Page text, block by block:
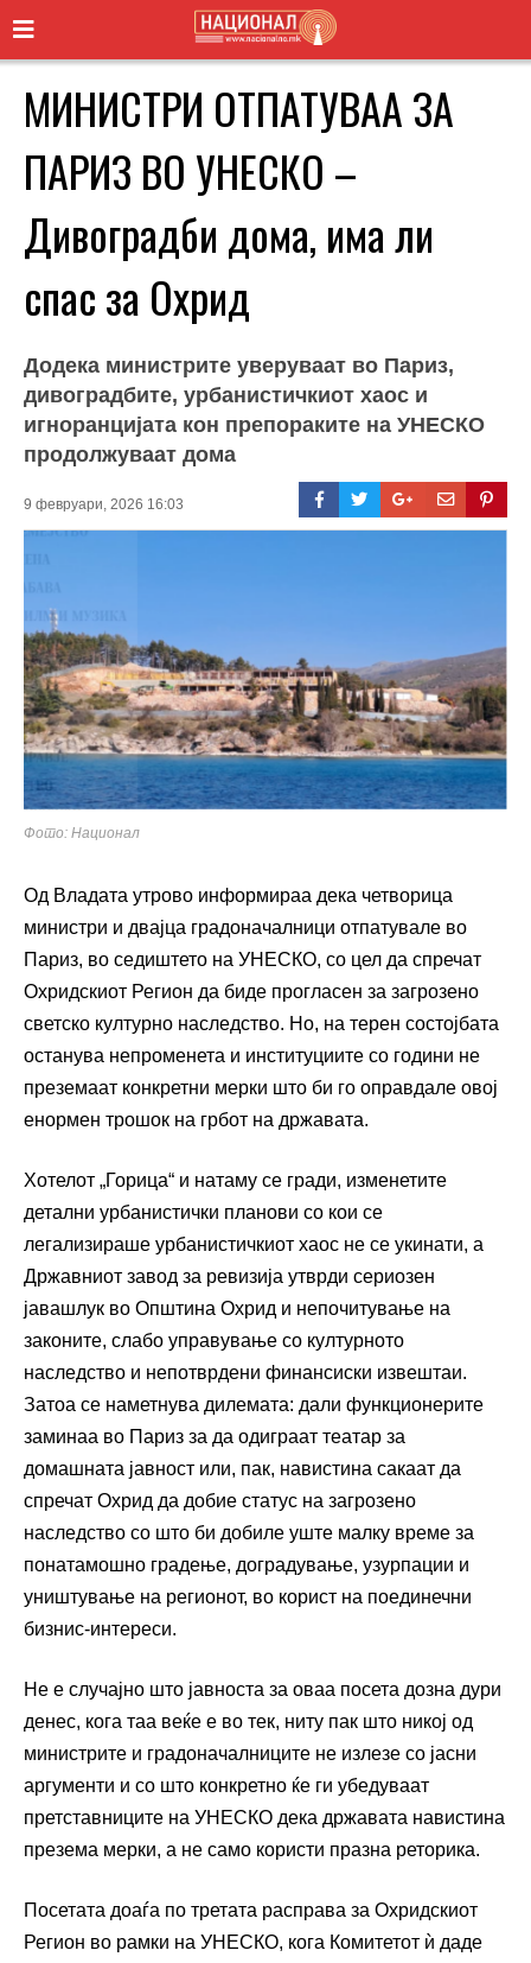
МИНИСТРИ ОТПАТУВАА ЗА
ПАРИЗ ВО УНЕСКО –
Дивоградби дома, има ли
спас за Охрид
Додека министрите уверуваат во Париз,
дивоградбите, урбанистичкиот хаос и
игноранцијата кон препораките на УНЕСКО
продолжуваат дома
9 февруари, 2026 16:03
Фото: Национал
Од Владата утрово информираа дека четворица
министри и двајца градоначалници отпатувале во
Париз, во седиштето на УНЕСКО, со цел да спречат
Охридскиот Регион да биде прогласен за загрозено
светско културно наследство. Но, на терен состојбата
останува непроменета и институциите со години не
преземаат конкретни мерки што би го оправдале овој
енормен трошок на грбот на државата.
Хотелот „Горица“ и натаму се гради, изменетите
детални урбанистички планови со кои се
легализираше урбанистичкиот хаос не се укинати, а
Државниот завод за ревизија утврди сериозен
јавашлук во Општина Охрид и непочитување на
законите, слабо управување со културното
наследство и непотврдени финансиски извештаи.
Затоа се наметнува дилемата: дали функционерите
заминаа во Париз за да одиграат театар за
домашната јавност или, пак, навистина сакаат да
спречат Охрид да добие статус на загрозено
наследство со што би добиле уште малку време за
понатамошно градење, доградување, узурпации и
уништување на регионот, во корист на поединечни
бизнис-интереси.
Не е случајно што јавноста за оваа посета дозна дури
денес, кога таа веќе е во тек, ниту пак што никој од
министрите и градоначалниците не излезе со јасни
аргументи и со што конкретно ќе ги убедуваат
претставниците на УНЕСКО дека државата навистина
презема мерки, а не само користи празна реторика.
Посетата доаѓа по третата расправа за Охридскиот
Регион во рамки на УНЕСКО, кога Комитетот ѝ даде